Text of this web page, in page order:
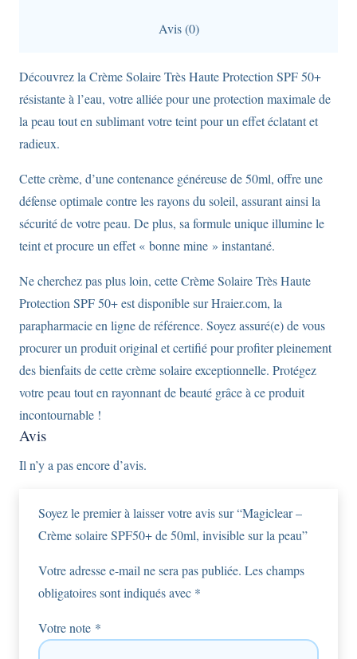
la
peau
Avis (0)
Découvrez la Crème Solaire Très Haute Protection SPF 50+
résistante à l’eau, votre alliée pour une protection maximale de
la peau tout en sublimant votre teint pour un effet éclatant et
radieux.
Cette crème, d’une contenance généreuse de 50ml, offre une
défense optimale contre les rayons du soleil, assurant ainsi la
sécurité de votre peau. De plus, sa formule unique illumine le
teint et procure un effet « bonne mine » instantané.
Ne cherchez pas plus loin, cette Crème Solaire Très Haute
Protection SPF 50+ est disponible sur Hraier.com, la
parapharmacie en ligne de référence. Soyez assuré(e) de vous
procurer un produit original et certifié pour profiter pleinement
des bienfaits de cette crème solaire exceptionnelle. Protégez
votre peau tout en rayonnant de beauté grâce à ce produit
incontournable !
Avis
Il n’y a pas encore d’avis.
Soyez le premier à laisser votre avis sur “Magiclear –
Crème solaire SPF50+ de 50ml, invisible sur la peau”
Votre adresse e-mail ne sera pas publiée. Les champs
obligatoires sont indiqués avec *
Votre note *